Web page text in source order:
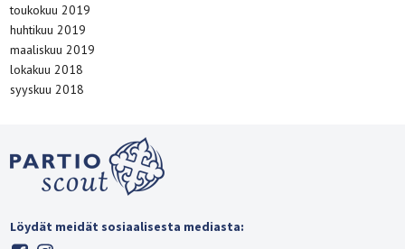
toukokuu 2019
huhtikuu 2019
maaliskuu 2019
lokakuu 2018
syyskuu 2018
Löydät meidät sosiaalisesta mediasta: